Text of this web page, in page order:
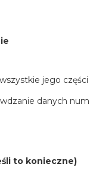
jego
danych
to konieczne)